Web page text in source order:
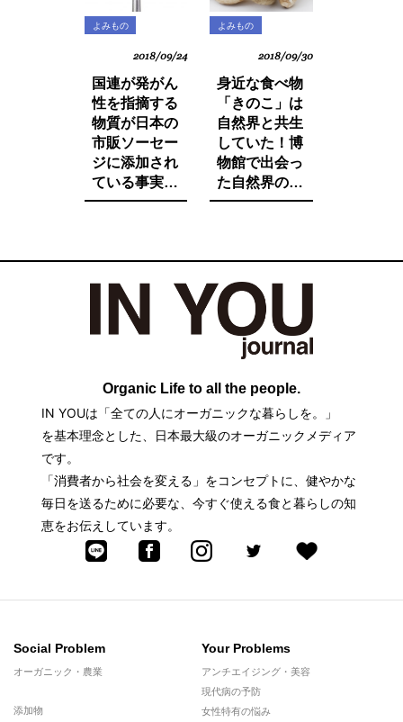
よみもの
2018/09/24
国連が発がん
性を指摘する
物質が日本の
市販ソーセー
ジに添加され
ている事実を
ご存知です
子供に食べさ
せたくないそ
の中身とは。
よみもの
2018/09/30
身近な食べ物
「きのこ」は
自然界と共生
していた！博
物館で出会っ
た自然界の法
則と栄養価が
Organic Life to all the people.
IN YOUは「全ての人にオーガニックな暮らしを。」
を基本理念とした、日本最大級のオーガニックメディア
です。
「消費者から社会を変える」をコンセプトに、健やかな
毎日を送るために必要な、今すぐ使える食と暮らしの知
恵をお伝えしています。
Social Problem
オーガニック・農業
添加物
Your Problems
アンチエイジング・美容
現代病の予防
女性特有の悩み